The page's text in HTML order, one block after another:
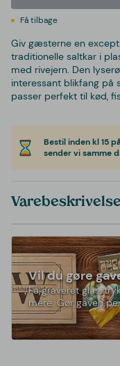
Få tilbage
Giv gæsterne en
traditionelle saltkar i
med rivejern. Den
interessant blikfang på
passer perfekt til kød,
Bestil inden kl 15
sender vi samme
Varebeskrivelse
Vil du gøre
Få graveret glas,
mere. Gør gaven